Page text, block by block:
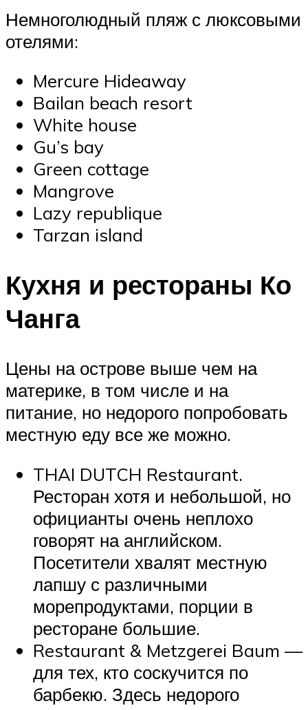
Немноголюдный пляж с люксовыми
отелями:
Mercure Hideaway
Bailan beach resort
White house
Gu’s bay
Green cottage
Mangrove
Lazy republique
Tarzan island
Кухня и рестораны Ко
Чанга
Цены на острове выше чем на
материке, в том числе и на
питание, но недорого попробовать
местную еду все же можно.
THAI DUTCH Restaurant.
Ресторан хотя и небольшой, но
официанты очень неплохо
говорят на английском.
Посетители хвалят местную
лапшу с различными
морепродуктами, порции в
ресторане большие.
Restaurant & Metzgerei Baum —
для тех, кто соскучится по
барбекю. Здесь недорого